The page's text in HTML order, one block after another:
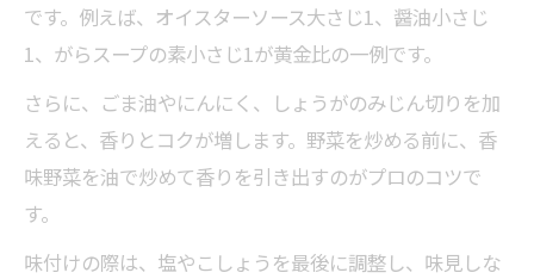
です。例えば、オイスターソース大さじ1、醤油小さじ
1、がらスープの素小さじ1が黄金比の一例です。
さらに、ごま油やにんにく、しょうがのみじん切りを加
えると、香りとコクが増します。野菜を炒める前に、香
味野菜を油で炒めて香りを引き出すのがプロのコツで
す。
味付けの際は、塩やこしょうを最後に調整し、味見しな